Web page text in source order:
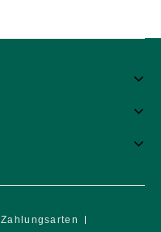
Zahlungsarten